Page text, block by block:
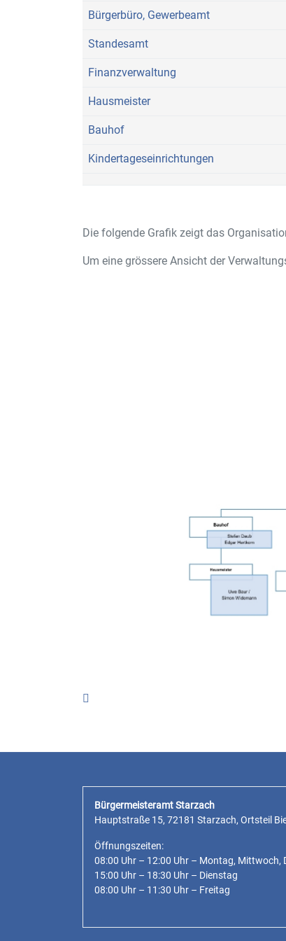
Bürgerbüro, Gewerbeamt
Standesamt
Finanzverwaltung
Hausmeister
Bauhof
Kindertageseinrichtungen
Die folgende Grafik zeigt das
Um eine grössere Ansicht der
Bürgermeisteramt Starzach
Hauptstraße 15, 72181 Starzach, Ortsteil
Öffnungszeiten:
08:00 Uhr – 12:00 Uhr – Montag, Mittwoch,
15:00 Uhr – 18:30 Uhr – Dienstag
08:00 Uhr – 11:30 Uhr – Freitag